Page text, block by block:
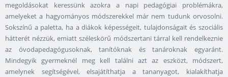
megoldásokat keressünk azokra a napi pedagógiai problémákra,
amelyeket a hagyományos módszerekkel már nem tudunk orvosolni.
Sokszínű a paletta, ha a diákok képességeit, tulajdonságait és szociális
hátterét nézzük, emiatt széleskörű módszertani tárral kell rendelkeznie
az óvodapedagógusoknak, tanítóknak és tanároknak egyaránt.
Mindegyik gyermeknél meg kell találni azt az eszközt, módszert,
amelynek segítségével, elsajátíthatja a tananyagot, kialakíthatja